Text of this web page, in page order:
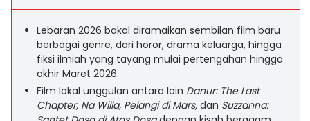
Lebaran 2026 bakal diramaikan sembilan film baru
berbagai genre, dari horor, drama keluarga, hingga
fiksi ilmiah yang tayang mulai pertengahan hingga
akhir Maret 2026.
Film lokal unggulan antara lain Danur: The Last
Chapter, Na Willa, Pelangi di Mars, dan Suzzanna: